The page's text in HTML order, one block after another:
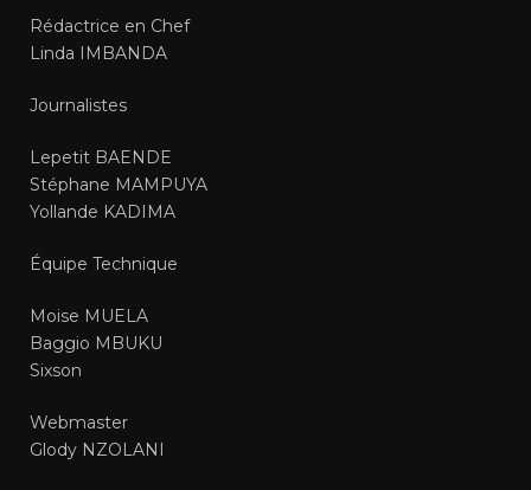
Rédactrice en Chef
Linda IMBANDA
Journalistes
Lepetit BAENDE
Stéphane MAMPUYA
Yollande KADIMA
Équipe Technique
Moise MUELA
Baggio MBUKU
Sixson
Webmaster
Glody NZOLANI